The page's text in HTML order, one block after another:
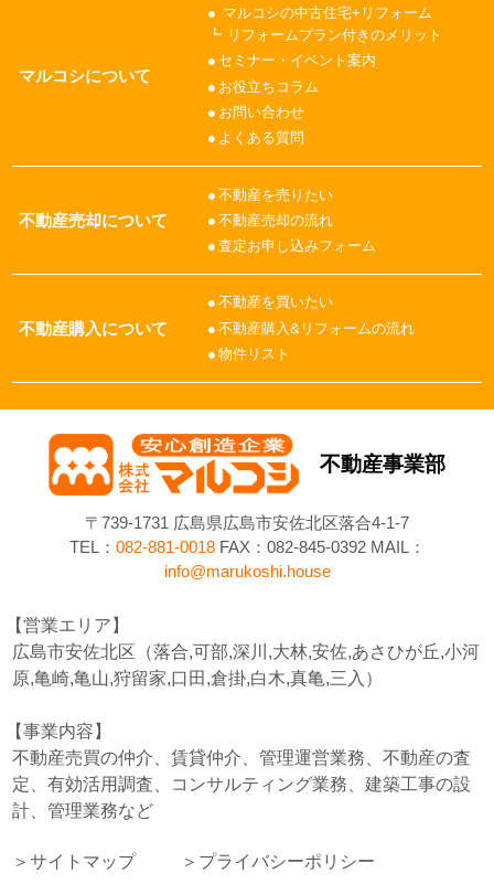
マルコシについて
マルコシの中古住宅+リフォーム
リフォームプラン付きのメリット
セミナー・イベント案内
お役立ちコラム
お問い合わせ
よくある質問
不動産売却について
不動産を売りたい
不動産売却の流れ
査定お申し込みフォーム
不動産購入について
不動産を買いたい
不動産購入&リフォームの流れ
物件リスト
不動産事業部
〒739-1731 広島県広島市安佐北区落合4-1-7
TEL： 082-881-0018FAX：082-845-0392 MAIL：
info@marukoshi.house
営業エリア
広島市安佐北区（落合,可部,深川,大林,安佐,あさひが丘,小河
原,亀崎,亀山,狩留家,口田,倉掛,白木,真亀,三入）
事業内容
不動産売買の仲介、賃貸仲介、管理運営業務、不動産の査
定、有効活用調査、コンサルティング業務、建築工事の設
計、管理業務など
サイトマップ プライバシーポリシー